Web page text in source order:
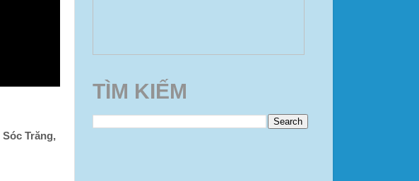
Sóc Trăng,
TÌM KIẾM